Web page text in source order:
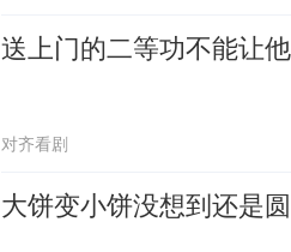
送上门的二等功不能让
对齐看剧
大饼变小饼没想到还是